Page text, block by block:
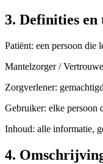
3. Definities en
Patiënt: een persoon
Mantelzorger /
Zorgverlener:
Gebruiker: elke persoon
Inhoud: alle informatie,
4.